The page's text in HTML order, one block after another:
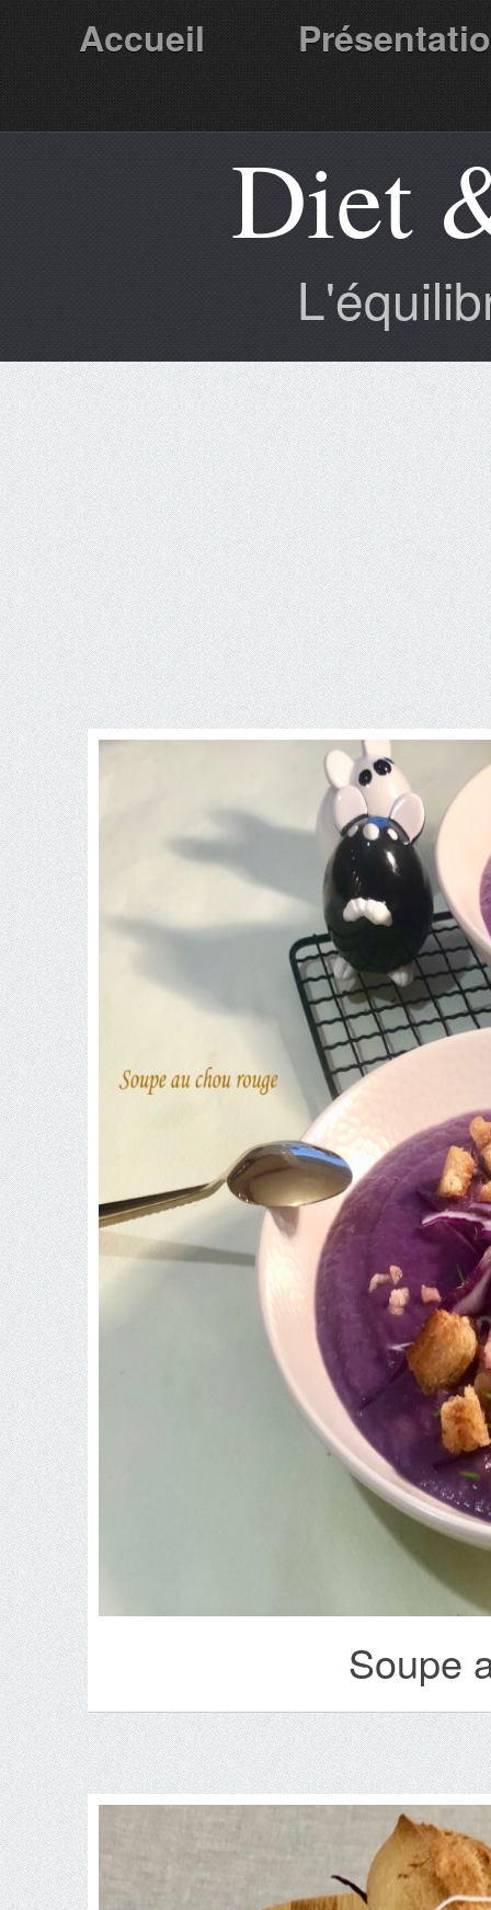
Accueil
Partenaires Diet
Soupe